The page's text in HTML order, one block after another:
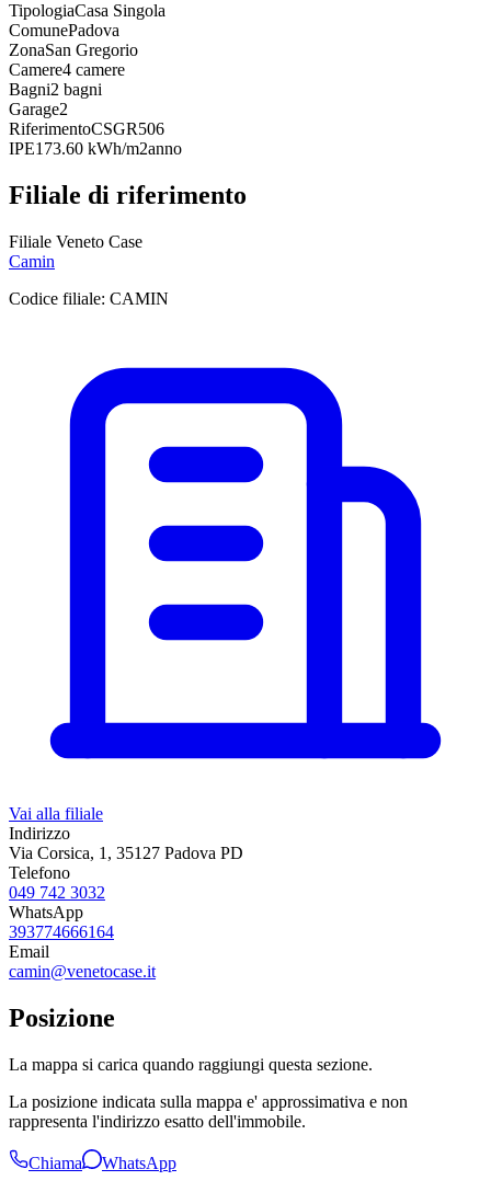
TipologiaCasa Singola
ComunePadova
ZonaSan Gregorio
Camere4 camere
Bagni2 bagni
Garage2
RiferimentoCSGR506
IPE173.60 kWh/m2anno
Filiale di riferimento
Filiale Veneto Case
Camin
Codice filiale: CAMIN
Vai alla filiale
Indirizzo
Via Corsica, 1, 35127 Padova PD
Telefono
049 742 3032
WhatsApp
393774666164
Email
camin@venetocase.it
Posizione
La mappa si carica quando raggiungi questa sezione.
La posizione indicata sulla mappa e' approssimativa e non
rappresenta l'indirizzo esatto dell'immobile.
Chiama WhatsApp